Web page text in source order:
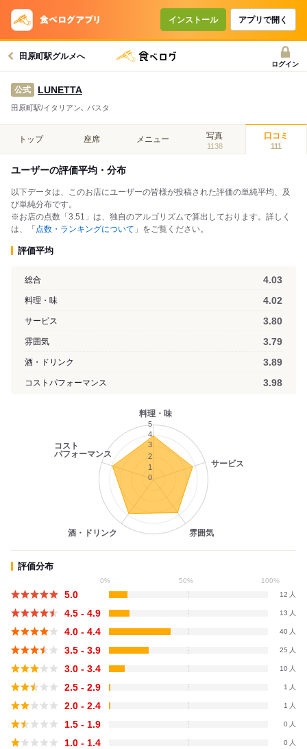
インストール アプリで開く
田原町駅グルメへ
ログイン
公式 LUNETTA
田原町駅/イタリアン､ パスタ
トップ 座席 メニュー 写真
1138
口コミ
111
ユーザーの評価平均・分布
以下データは、このお店にユーザーの皆様が投稿された評価の単純平均、及
び単純分布です。
※お店の点数「3.51」は、独自のアルゴリズムで算出しております。詳しく
は、「 点数・ランキングについて 」をご覧ください。
評価平均
総合 4.03
料理・味 4.02
サービス 3.80
雰囲気 3.79
酒・ドリンク 3.89
コストパフォーマンス 3.98
0
1
2
3
4
5
料理・味
サービス
雰囲気
酒・ドリンク
コスト
パフォーマンス
評価分布
0% 50% 100%
5.0 12
4.5 - 4.9 13
4.0 - 4.4 40
3.5 - 3.9 25
3.0 - 3.4 10
2.5 - 2.9 1
2.0 - 2.4 1
1.5 - 1.9 0
1.0 - 1.4 0